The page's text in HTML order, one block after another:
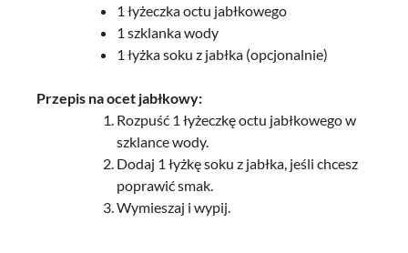
1 łyżeczka octu jabłkowego
1 szklanka wody
1 łyżka soku z jabłka (opcjonalnie)
Przepis na ocet jabłkowy:
Rozpuść 1 łyżeczkę octu jabłkowego w
szklance wody.
Dodaj 1 łyżkę soku z jabłka, jeśli chcesz
poprawić smak.
Wymieszaj i wypij.